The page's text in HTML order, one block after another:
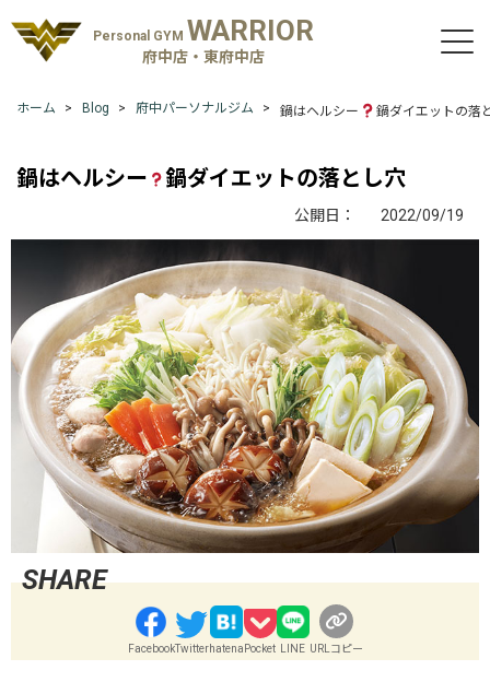
Personal GYM WARRIOR
府中店・東府中店
ホーム Blog 府中パーソナルジム 鍋はヘルシー 鍋ダイエットの落
鍋はヘルシー 鍋ダイエットの落とし穴
公開日： 2022/09/19
FacebookTwitterhatena Pocket LINE URLコピー